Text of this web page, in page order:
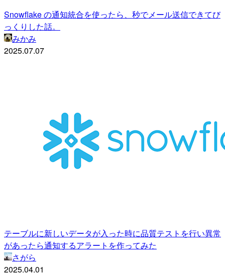
Snowflake の通知統合を使ったら、秒でメール送信できてび
っくりした話。
みかみ
2025.07.07
テーブルに新しいデータが入った時に品質テストを行い異常
があったら通知するアラートを作ってみた
さがら
2025.04.01